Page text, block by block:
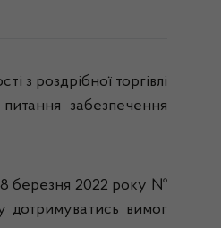
з роздрібної торгівлі
забезпечення
18 березня 2022 року №
дотримуватись вимог